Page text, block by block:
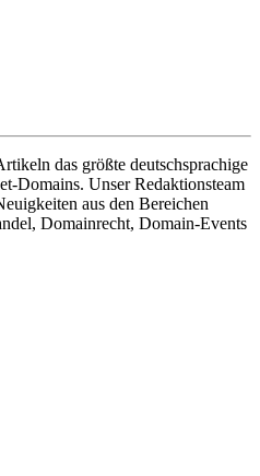
das größte deutschsprachige
Domains. Unser Redaktionsteam
aus den Bereichen
Domainrecht, Domain-Events